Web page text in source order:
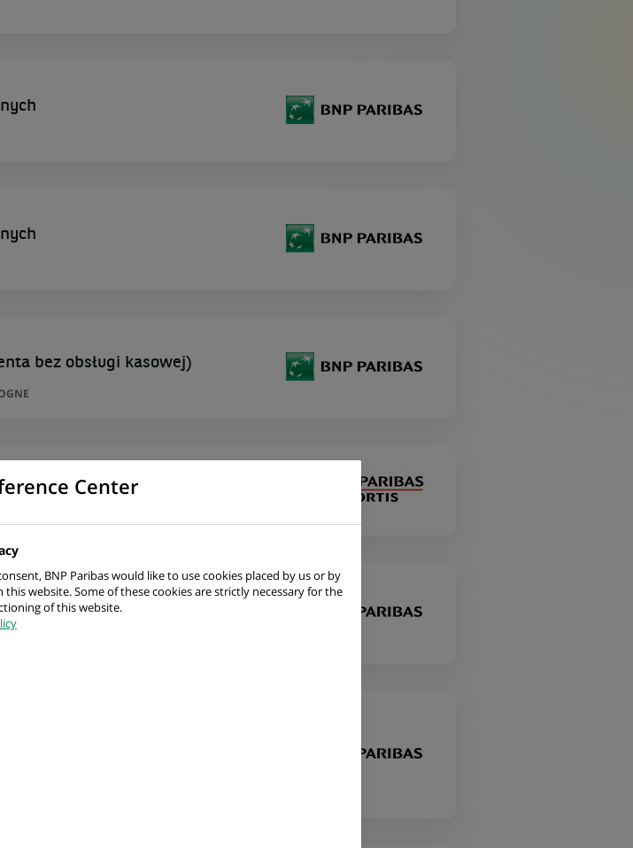
bez obsługi kasowej)
Oost
Product and Implementation
Center
BNP Paribas would like to use cookies placed by us or by
this website. Some of these cookies are strictly necessary for the
of this website.